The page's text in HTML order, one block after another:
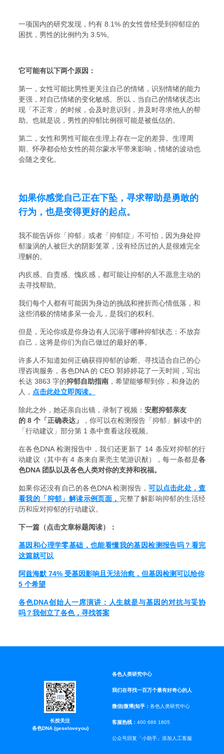
一项国内的研究发现，约有 8.1% 的女性曾经受到抑郁症的
困扰，男性的比例约为 3.5%。
它可能有以下两个原因：
第一，女性可能比男性更关注自己的情绪，识别情绪的能力
更强，对自己情绪的变化敏感。所以，当自己的情绪状态出
现「不正常」的时候，会及时意识到，并及时寻求他人的帮
助。也就是说，男性的抑郁比例很可能是被低估的。
第二，女性和男性可能在生理上存在一定的差异。生理周
期、怀孕都会给女性的荷尔蒙水平带来影响，情绪的波动也
会随之变化。
如果你感觉自己正在下坠， 寻求帮助是勇敢的
行为， 也是变得更好的起点。
我不能告诉你「抑郁」或者「抑郁症」不可怕，因为身处抑
郁漩涡的人被巨大的阴影笼罩，没有经历过的人是很难完全
理解的。
内疚感、自责感、愧疚感，都可能让抑郁的人不愿意主动的
去寻找帮助。
我们每个人都有可能因为身边的挑战和挫折而心情低落，和
这些消极的情绪多呆一会儿，是我们的权利。
但是，无论你或是你身边有人沉溺于哪种抑郁状态：不放弃
自己，这将是你们为自己做过的最好的事。
许多人不知道如何正确获得抑郁的诊断、寻找适合自己的心
理咨询服务， 各色DNA 的 CEO 郭婷婷花了一天时间，写出
长达 3863 字的抑郁自助指南 ，希望能够帮到你，和身边的
人， 点击此处立即阅读。
除此之外，她还亲自出镜，录制了视频： 安慰抑郁亲友
的 8 个「正确表达」
，你可以在检测报告「抑郁」解读中的
「行动建议」部分第 1 条中查看这段视频。
在各色DNA 检测报告中，我们还更新了 14 条应对抑郁的行
动建议（其中有 4 条来自果壳主笔游识猷），每一条都是各
色DNA 团队以及各色人类对你的支持和祝福。
如果你还没有自己的各色DNA 检测报告，可以点击此处，查
看我的「抑郁」解读示例页面 ， 完整了解影响抑郁的生活经
历和应对抑郁的行动建议。
下一篇（点击文章标题阅读）：
基因和心理学零基础，也能看懂我的基因检测报告吗？看完
这篇就可以
阿兹海默 74% 受基因影响且无法治愈，但基因检测可以给你
5 个希望
各色DNA创始人一席演讲：人生就是与基因的对抗与妥协
吗？我创立了各色，寻找答案
长按关注
各色DNA (geseloveyou)
各色人类研究中心
我们在寻找一百万个最有好奇心的人
微信|微博|知乎： 各色人类研究中心
客服热线： 400 686 1805
公众号回复「小助手」添加人工客服